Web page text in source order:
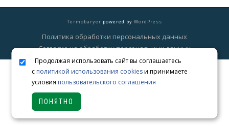
Termobaryer powered by WordPress
Политика обработки персональных данных
Согласие на обработку персональных данных
Продолжая использовать сайт вы соглашаетесь
с политикой использования cookiesи принимаете
условия пользовательского соглашения
ПОНЯТНО